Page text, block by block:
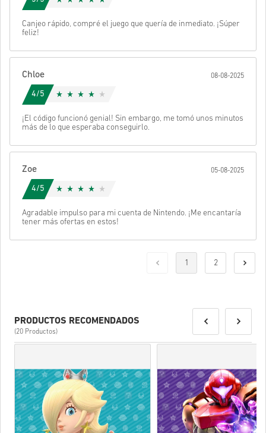
Canjeo rápido, compré el juego que quería de inmediato. ¡Súper
feliz!
Chloe 08-08-2025
4/5
¡El código funcionó genial! Sin embargo, me tomó unos minutos
más de lo que esperaba conseguirlo.
Zoe 05-08-2025
4/5
Agradable impulso para mi cuenta de Nintendo. ¡Me encantaría
tener más ofertas en estos!
1 2
PRODUCTOS RECOMENDADOS
(20 Productos)